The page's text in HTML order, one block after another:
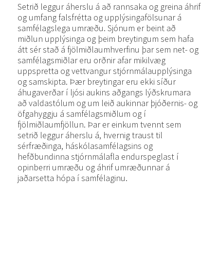
Setrið leggur áherslu á að rannsaka og greina áhrif
og umfang falsfrétta og upplýsingafölsunar á
samfélagslega umræðu. Sjónum er beint að
miðlun upplýsinga og þeim breytingum sem hafa
átt sér stað á fjölmiðlaumhverfinu þar sem net- og
samfélagsmiðlar eru orðnir afar mikilvæg
uppspretta og vettvangur stjórnmálaupplýsinga
og samskipta. Þær breytingar eru ekki síður
áhugaverðar í ljósi aukins aðgangs lýðskrumara
að valdastólum og um leið aukinnar þjóðernis- og
öfgahyggju á samfélagsmiðlum og í
fjölmiðlaumfjöllun. Þar er einkum tvennt sem
setrið leggur áherslu á, hvernig traust til
sérfræðinga, háskólasamfélagsins og
hefðbundinna stjórnmálafla endurspeglast í
opinberri umræðu og áhrif umræðunnar á
jaðarsetta hópa í samfélaginu.